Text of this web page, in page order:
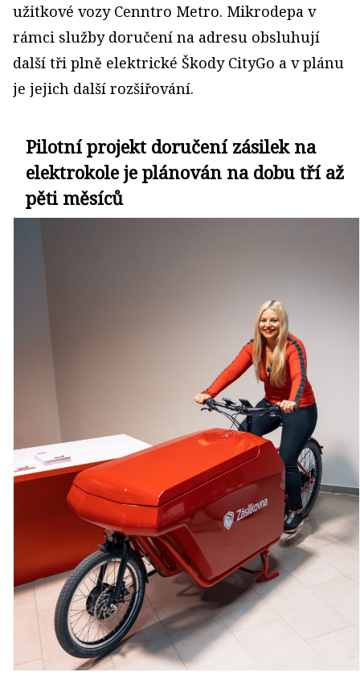
užitkové vozy Cenntro Metro. Mikrodepa v
rámci služby doručení na adresu obsluhují
další tři plně elektrické Škody CityGo a v plánu
je jejich další rozšiřování.
Pilotní projekt doručení zásilek na
elektrokole je plánován na dobu tří až
pěti měsíců